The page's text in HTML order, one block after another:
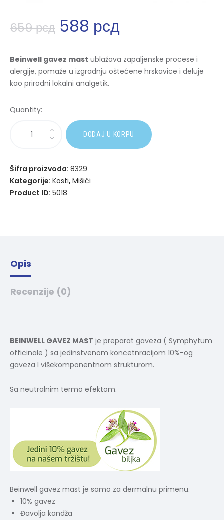
659рсд 588 рсд
Beinwell gavez mast ublažava zapaljenske procese i
alergije, pomaže u izgradnju oštećene hrskavice i deluje
kao prirodni lokalni analgetik.
Quantity:
DODAJ U KORPU
Šifra proizvoda: 8329
Kategorije: Kosti, Mišići
Product ID: 5018
Opis
Recenzije (0)
BEINWELL GAVEZ MAST je preparat gaveza ( Symphytum
officinale ) sa jedinstvenom koncetnracijom 10%-og
gaveza I višekomponentnom strukturom.
Sa neutralnim termo efektom.
Beinwell gavez mast je samo za dermalnu primenu.
10% gavez
Đavolja kandža